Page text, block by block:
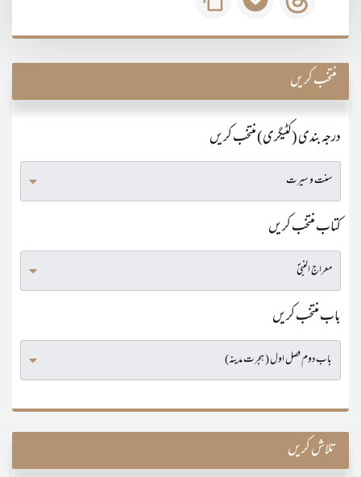
منتخب کریں
درجہ بندی (کٹیگری) منتخب کریں
کتاب منتخب کریں
باب منتخب کریں
تلاش کریں